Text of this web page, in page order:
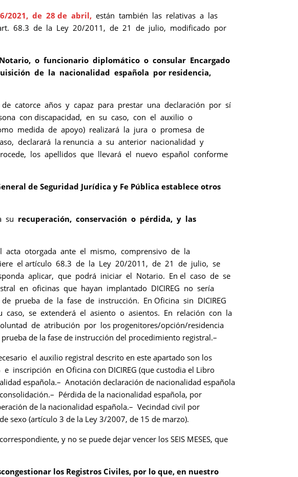
2021, de 28 de abril, están también las relativas a las
68.3 de la Ley 20/2011, de 21 de julio, modificado por
o funcionario diplomático o consular Encargado
de la nacionalidad española por residencia,
catorce años y capaz para prestar una declaración por sí
con discapacidad, en su caso, con el auxilio o
medida de apoyo) realizará la jura o promesa de
declarará la renuncia a su anterior nacionalidad y
los apellidos que llevará el nuevo español conforme
de Seguridad Jurídica y Fe Pública establece otros
su recuperación, conservación o pérdida, y las
otorgada ante el mismo, comprensivo de la
el artículo 68.3 de la Ley 20/2011, de 21 de julio, se
aplicar, que podrá iniciar el Notario. En el caso de se
en oficinas que hayan implantado DICIREG no sería
prueba de la fase de instrucción. En Oficina sin DICIREG
se extenderá el asiento o asientos. En relación con la
de atribución por los progenitores/opción/residencia
de la fase de instrucción del procedimiento registral.–
el auxilio registral descrito en este apartado son los
en Oficina con DICIREG (que custodia el Libro
española.– Anotación declaración de nacionalidad española
Pérdida de la nacionalidad española, por
de la nacionalidad española.– Vecindad civil por
sexo (artículo 3 de la Ley 3/2007, de 15 de marzo).
y no se puede dejar vencer los SEIS MESES, que
los Registros Civiles, por lo que, en nuestro